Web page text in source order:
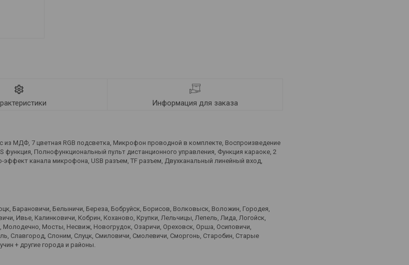
Информация для заказа
из МДФ, 7 цветная RGB подсветка, Микрофон проводной в комплекте, Воспроизведение
Полнофункциональный пульт дистанционного управления, Функция караоке, 2
канала микрофона, USB разъем, TF разъем, Двухканальный линейный вход,
Барановичи, Белыничи, Береза, Бобруйск, Борисов, Волковыск, Воложин, Городея,
Ивье, Калинковичи, Кобрин, Коханово, Крупки, Лельчицы, Лепель, Лида, Логойск,
Мосты, Несвиж, Новогрудок, Озаричи, Ореховск, Орша, Осиповичи,
Славгород, Слоним, Слуцк, Смиловичи, Смолевичи, Сморгонь, Старобин, Старые
+ другие города и районы.